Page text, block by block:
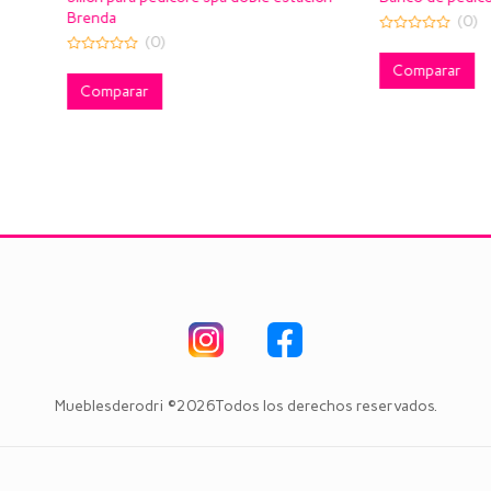
Mueblesderodri ©2026Todos los derechos reservados.